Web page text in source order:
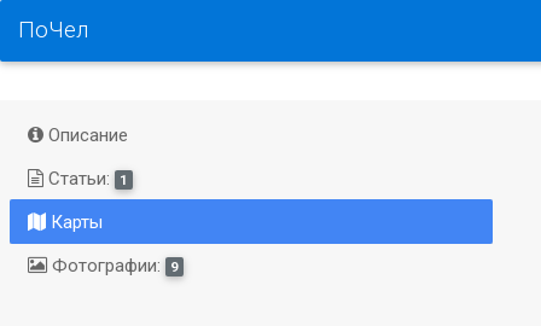
ПоЧел
Описание
Статьи:
1
Карты
Фотографии:
9